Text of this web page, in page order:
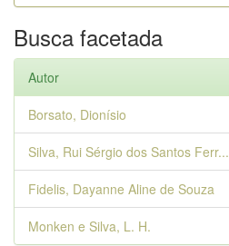
Busca facetada
Autor
Borsato, Dionísio
Silva, Rui Sérgio dos Santos Ferr...
Fidelis, Dayanne Aline de Souza
Monken e Silva, L. H.